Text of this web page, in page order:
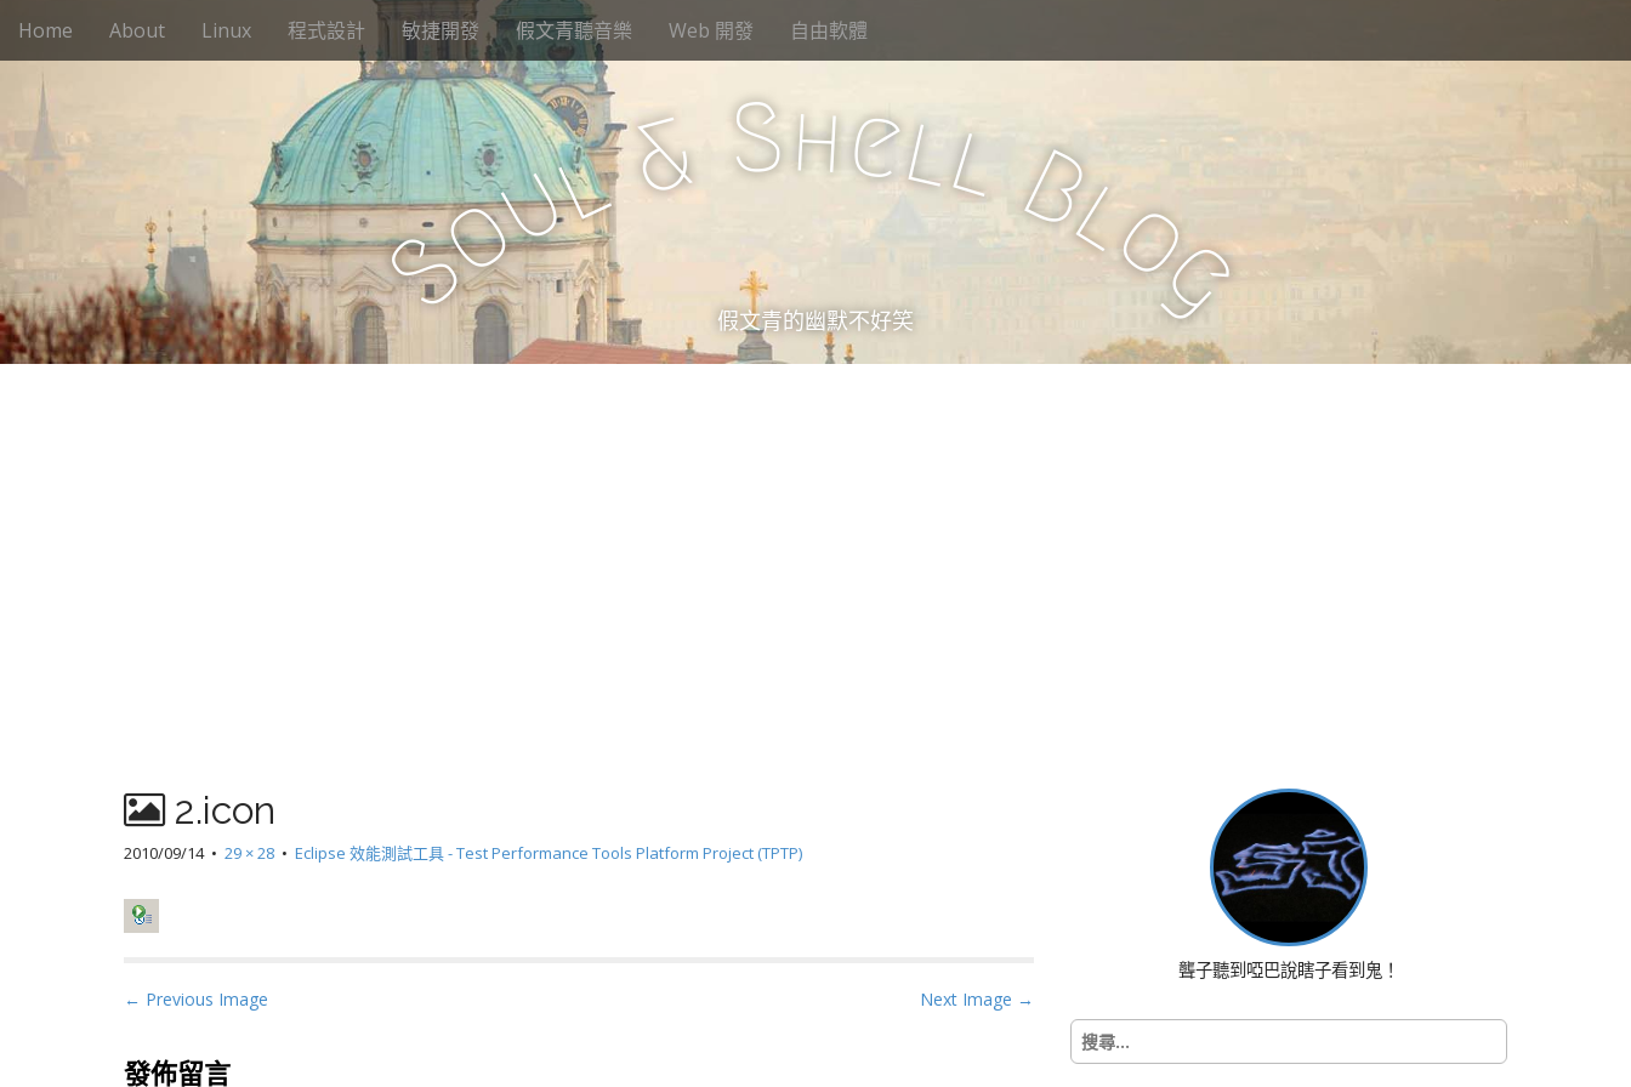
M
e
i
c
n
t
Home About Linux 程式設計 敏捷開發 假文青聽音樂 Web 開發 自由軟體
S
oul& Shell B
l
o
g
假文青的幽默不好笑
2.icon
2010/09/14• 29 × 28 • Eclipse 效能測試工具 - Test Performance Tools Platform Project (TPTP)
P
s
← Previous Image Next Image →
發佈留言
聾子聽到啞巴說瞎子看到鬼！
搜
尋